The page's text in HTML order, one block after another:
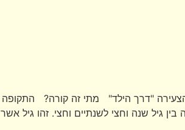
"דרך הילד" מתי זה קורה?
גיל שנה וחצי לשנתיים וחצי. זהו גיל